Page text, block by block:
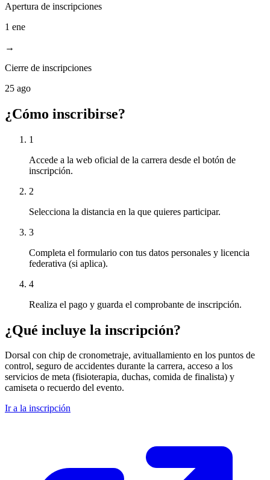
Apertura de inscripciones
1 ene
→
Cierre de inscripciones
25 ago
¿Cómo inscribirse?
1
Accede a la web oficial de la carrera desde el botón de
inscripción.
2
Selecciona la distancia en la que quieres participar.
3
Completa el formulario con tus datos personales y licencia
federativa (si aplica).
4
Realiza el pago y guarda el comprobante de inscripción.
¿Qué incluye la inscripción?
Dorsal con chip de cronometraje, avituallamiento en los puntos de
control, seguro de accidentes durante la carrera, acceso a los
servicios de meta (fisioterapia, duchas, comida de finalista) y
camiseta o recuerdo del evento.
Ir a la inscripción